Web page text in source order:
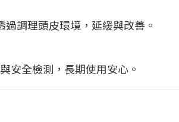
調理頭皮環境，延緩與改善。
安全檢測，長期使用安心。